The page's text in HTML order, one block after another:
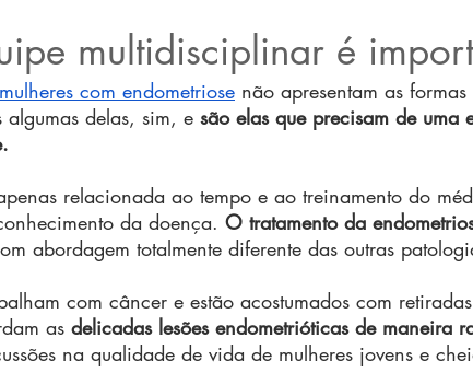
multidisciplinar é
mulheres com endometriose não apresentam as formas
delas, sim, e são elas que precisam de uma
relacionada ao tempo e ao treinamento do
da doença. O tratamento da
abordagem totalmente diferente das outras
com câncer e estão acostumados com
as delicadas lesões endometrióticas de maneira
na qualidade de vida de mulheres jovens e